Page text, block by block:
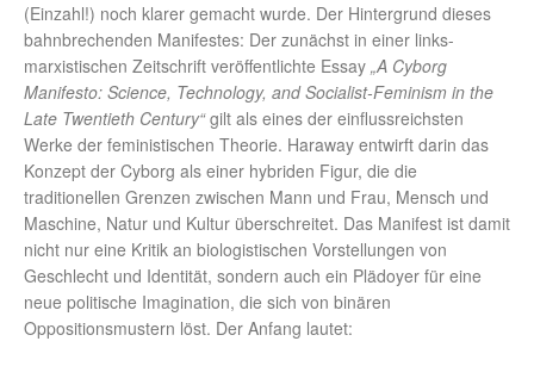
(Einzahl!) noch klarer gemacht wurde. Der Hintergrund dieses
bahnbrechenden Manifestes: Der zunächst in einer links-
marxistischen Zeitschrift veröffentlichte Essay „A Cyborg
Manifesto: Science, Technology, and Socialist-Feminism in the
Late Twentieth Century“gilt als eines der einflussreichsten
Werke der feministischen Theorie. Haraway entwirft darin das
Konzept der Cyborg als einer hybriden Figur, die die
traditionellen Grenzen zwischen Mann und Frau, Mensch und
Maschine, Natur und Kultur überschreitet. Das Manifest ist damit
nicht nur eine Kritik an biologistischen Vorstellungen von
Geschlecht und Identität, sondern auch ein Plädoyer für eine
neue politische Imagination, die sich von binären
Oppositionsmustern löst. Der Anfang lautet: